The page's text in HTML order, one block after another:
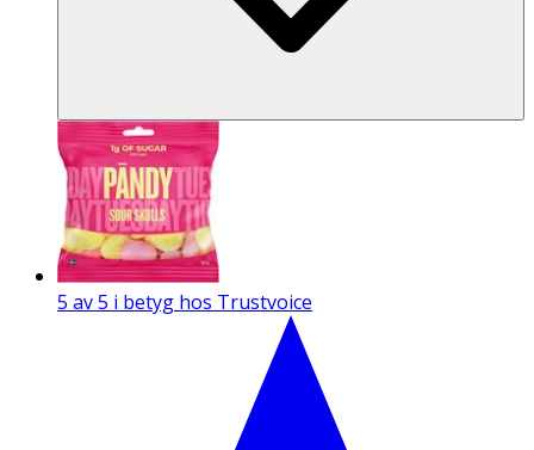
5 av 5 i betyg hos Trustvoice